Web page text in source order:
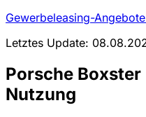
Gewerbeleasing-
Letztes Update:
Porsche
Nutzung